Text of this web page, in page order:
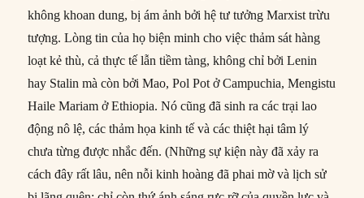
không khoan dung, bị ám ảnh bởi hệ tư tưởng Marxist trừu
tượng. Lòng tin của họ biện minh cho việc thảm sát hàng
loạt kẻ thù, cả thực tế lẫn tiềm tàng, không chỉ bởi Lenin
hay Stalin mà còn bởi Mao, Pol Pot ở Campuchia, Mengistu
Haile Mariam ở Ethiopia. Nó cũng đã sinh ra các trại lao
động nô lệ, các thảm họa kinh tế và các thiệt hại tâm lý
chưa từng được nhắc đến. (Những sự kiện này đã xảy ra
cách đây rất lâu, nên nỗi kinh hoàng đã phai mờ và lịch sử